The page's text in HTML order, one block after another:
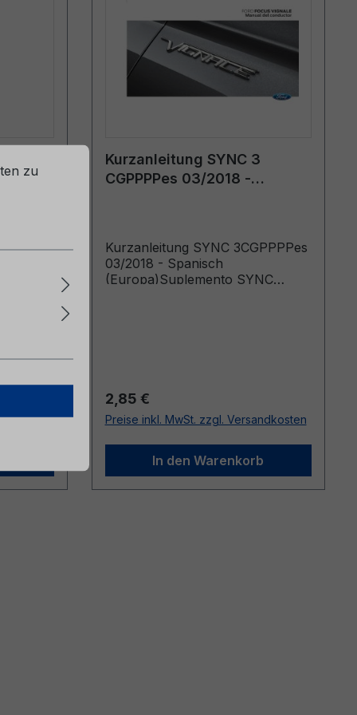
Kurzanleitung SYNC 3
CGPPPPes 03/2018 -
Kurzanleitung SYNC 3CGPPPPes
03/2018 - Spanisch
(Europa)Suplemento SYNC
Regulärer Preis:
2,85 €
Preise inkl. MwSt. zzgl. Versandkosten
In den Warenkorb
zu